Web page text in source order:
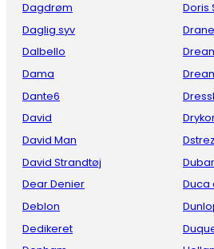
Dagdrøm
Daglig syv
Dalbello
Dama
Dante6
David
David Man
David Strandtøj
Dear Denier
Deblon
Dedikeret
Doris
Duca